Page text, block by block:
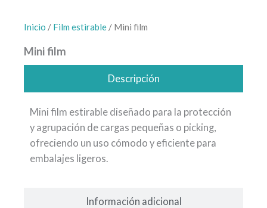
Inicio / Film estirable / Mini film
Mini film
Descripción
Información adicional
Mini film estirable diseñado para la protección
y agrupación de cargas pequeñas o picking,
ofreciendo un uso cómodo y eficiente para
embalajes ligeros.